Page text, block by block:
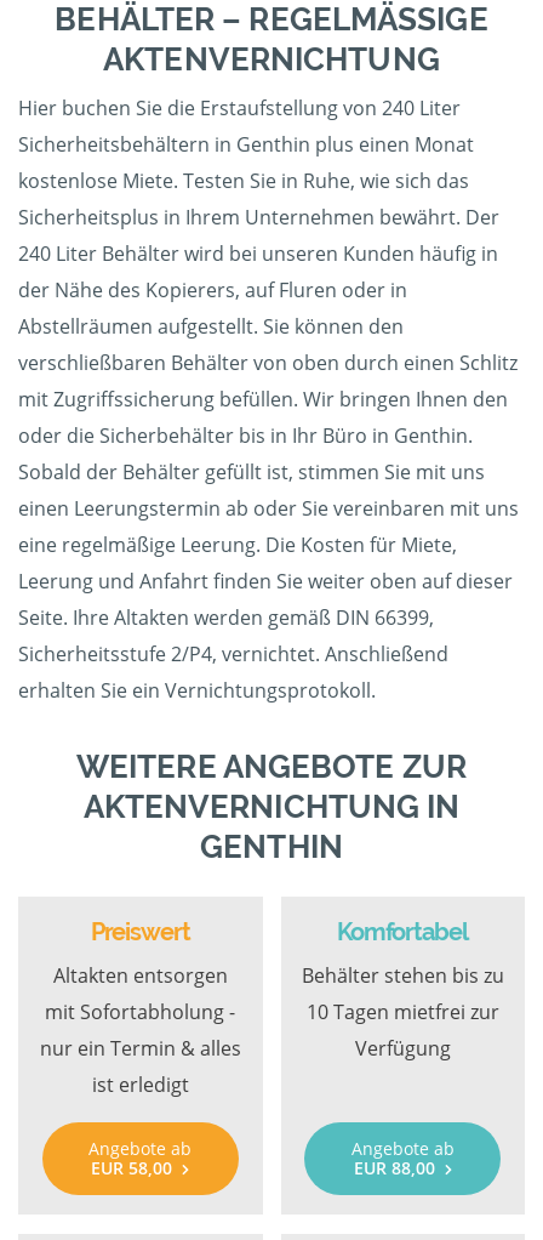
BEHÄLTER – REGELMÄSSIGE A
KTENVERNICHTUNG
Hier buchen Sie die Erstaufstellung von 240 Liter
Sicherheitsbehältern in Genthin plus einen Monat
kostenlose Miete. Testen Sie in Ruhe, wie sich das
Sicherheitsplus in Ihrem Unternehmen bewährt. Der
240 Liter Behälter wird bei unseren Kunden häufig in
der Nähe des Kopierers, auf Fluren oder in
Abstellräumen aufgestellt. Sie können den
verschließbaren Behälter von oben durch einen Schlitz
mit Zugriffssicherung befüllen. Wir bringen Ihnen den
oder die Sicherbehälter bis in Ihr Büro in Genthin.
Sobald der Behälter gefüllt ist, stimmen Sie mit uns
einen Leerungstermin ab oder Sie vereinbaren mit uns
eine regelmäßige Leerung. Die Kosten für Miete,
Leerung und Anfahrt finden Sie weiter oben auf dieser
Seite. Ihre Altakten werden gemäß DIN 66399,
Sicherheitsstufe 2/P4, vernichtet. Anschließend
erhalten Sie ein Vernichtungsprotokoll.
WEITERE ANGEBOTE ZUR
AKTENVERNICHTUNG IN
GENTHIN
Preiswert
Altakten entsorgen
mit Sofortabholung -
nur ein Termin & alles
ist erledigt
Angebote ab
EUR 58,00
Komfortabel
Behälter stehen bis zu
10 Tagen mietfrei zur
Verfügung
Angebote ab
EUR 88,00